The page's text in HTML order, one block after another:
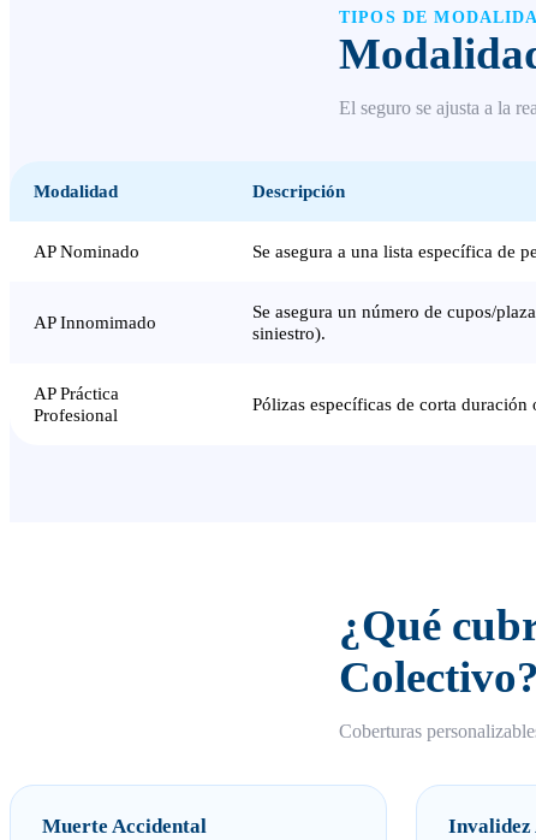
TIPOS DE
El seguro se ajusta a la
Modalidad Descripción
AP Nominado Se asegura a una lista específica de
AP Innomimado
Se asegura un número de cupos/
siniestro).
AP Práctica
Profesional
Pólizas específicas de corta duración
¿Qué
Colectivo?
Coberturas
Muerte Accidental Invalidez